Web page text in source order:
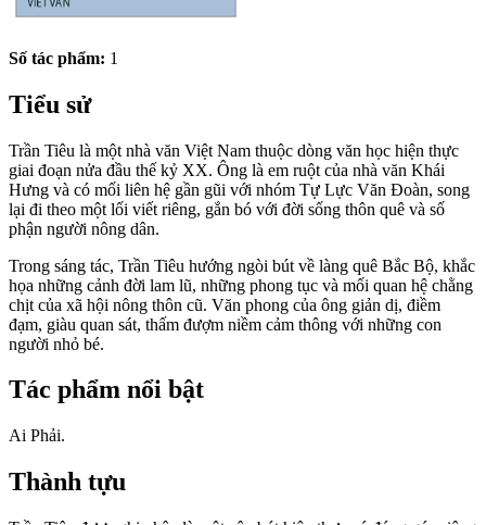
Số tác phẩm: 1
Tiểu sử
Trần Tiêu là một nhà văn Việt Nam thuộc dòng văn học hiện thực
giai đoạn nửa đầu thế kỷ XX. Ông là em ruột của nhà văn Khái
Hưng và có mối liên hệ gần gũi với nhóm Tự Lực Văn Đoàn, song
lại đi theo một lối viết riêng, gắn bó với đời sống thôn quê và số
phận người nông dân.
Trong sáng tác, Trần Tiêu hướng ngòi bút về làng quê Bắc Bộ, khắc
họa những cảnh đời lam lũ, những phong tục và mối quan hệ chằng
chịt của xã hội nông thôn cũ. Văn phong của ông giản dị, điềm
đạm, giàu quan sát, thấm đượm niềm cảm thông với những con
người nhỏ bé.
Tác phẩm nổi bật
Ai Phải.
Thành tựu